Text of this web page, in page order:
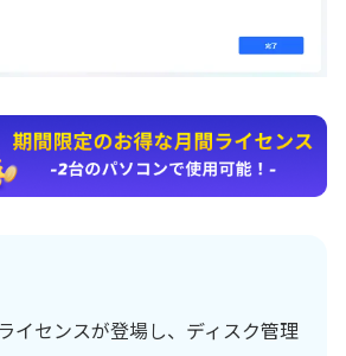
イセンスが登場し、ディスク管理